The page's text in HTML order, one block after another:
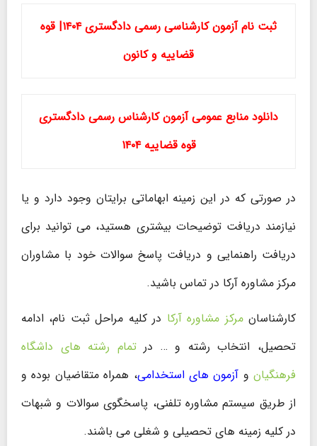
ثبت نام آزمون کارشناسی رسمی دادگستری ۱۴۰۴| قوه
قضاییه و کانون
دانلود منابع عمومی آزمون کارشناس رسمی دادگستری
قوه قضاییه ۱۴۰۴
در صورتی که در این زمینه ابهاماتی برایتان وجود دارد و یا
نیازمند دریافت توضیحات بیشتری هستید، می توانید برای
دریافت راهنمایی و دریافت پاسخ سوالات خود با مشاوران
مرکز مشاوره آرکا در تماس باشید.
کارشناسانمرکز مشاوره آرکا در کلیه مراحل ثبت نام، ادامه
تحصیل، انتخاب رشته و … درتمام رشته های داشگاه
فرهنگیان و آزمون های استخدامی، همراه متقاضیان بوده و
از طریق سیستم مشاوره تلفنی، پاسخگوی سوالات و شبهات
در کلیه زمینه های تحصیلی و شغلی می باشند.